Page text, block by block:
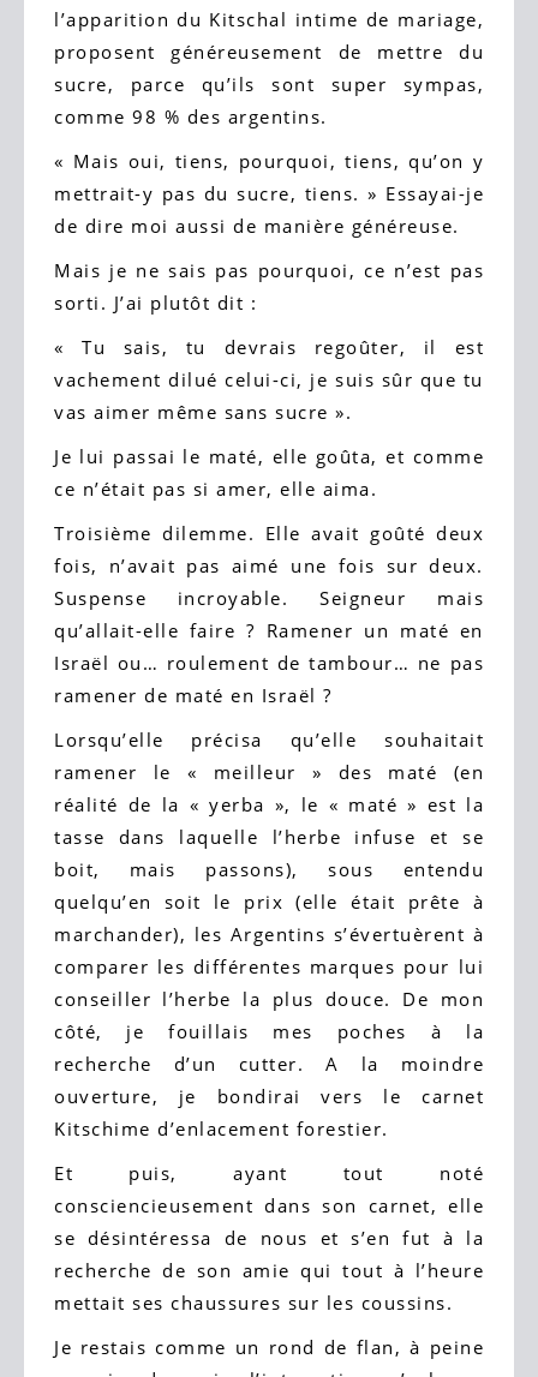
l’apparition du Kitschal intime de mariage,
proposent généreusement de mettre du
sucre, parce qu’ils sont super sympas,
comme 98 % des argentins.
« Mais oui, tiens, pourquoi, tiens, qu’on y
mettrait-y pas du sucre, tiens. » Essayai-je
de dire moi aussi de manière généreuse.
Mais je ne sais pas pourquoi, ce n’est pas
sorti. J’ai plutôt dit :
« Tu sais, tu devrais regoûter, il est
vachement dilué celui-ci, je suis sûr que tu
vas aimer même sans sucre ».
Je lui passai le maté, elle goûta, et comme
ce n’était pas si amer, elle aima.
Troisième dilemme. Elle avait goûté deux
fois, n’avait pas aimé une fois sur deux.
Suspense incroyable. Seigneur mais
qu’allait-elle faire ? Ramener un maté en
Israël ou… roulement de tambour… ne pas
ramener de maté en Israël ?
Lorsqu’elle précisa qu’elle souhaitait
ramener le « meilleur » des maté (en
réalité de la « yerba », le « maté » est la
tasse dans laquelle l’herbe infuse et se
boit, mais passons), sous entendu
quelqu’en soit le prix (elle était prête à
marchander), les Argentins s’évertuèrent à
comparer les différentes marques pour lui
conseiller l’herbe la plus douce. De mon
côté, je fouillais mes poches à la
recherche d’un cutter. A la moindre
ouverture, je bondirai vers le carnet
Kitschime d’enlacement forestier.
Et puis, ayant tout noté
consciencieusement dans son carnet, elle
se désintéressa de nous et s’en fut à la
recherche de son amie qui tout à l’heure
mettait ses chaussures sur les coussins.
Je restais comme un rond de flan, à peine